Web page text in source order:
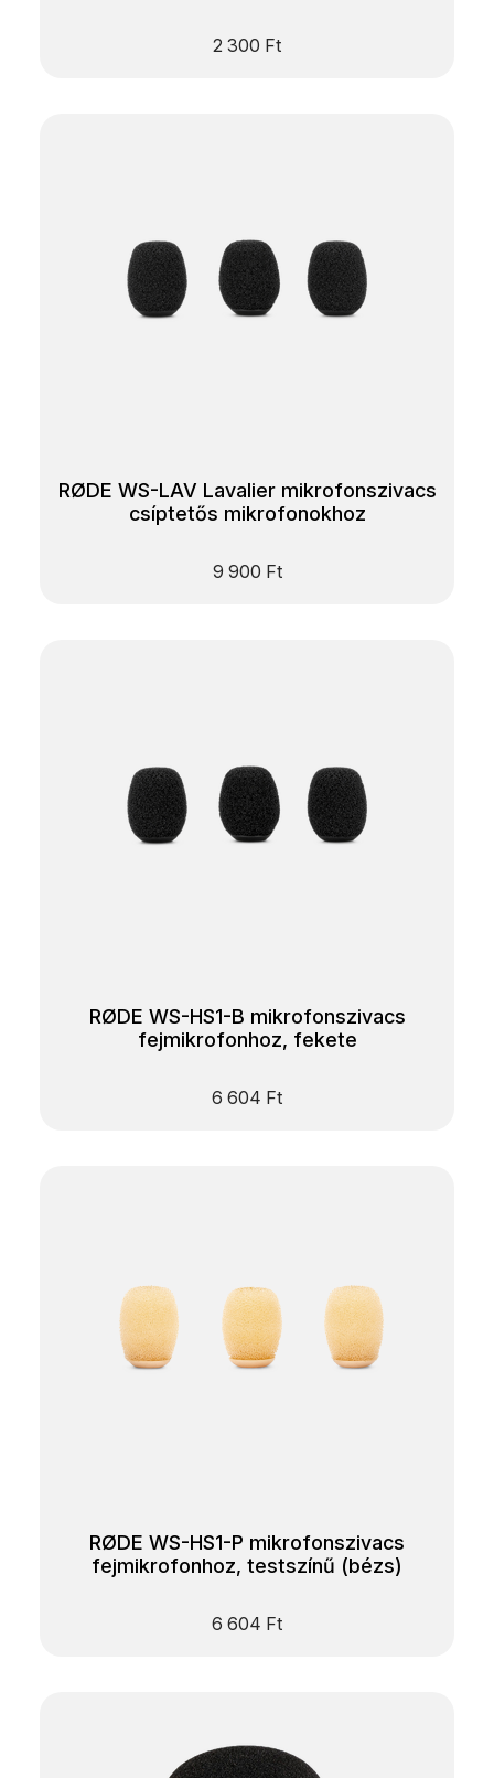
2 300 Ft
RØDE WS-LAV Lavalier mikrofonszivacs
csíptetős mikrofonokhoz
9 900 Ft
RØDE WS-HS1-B mikrofonszivacs
fejmikrofonhoz, fekete
6 604 Ft
RØDE WS-HS1-P mikrofonszivacs
fejmikrofonhoz, testszínű (bézs)
6 604 Ft